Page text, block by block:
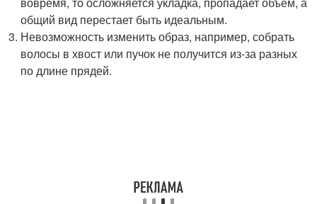
общий вид перестает быть идеальным.
Невозможность изменить образ, например, собрать
волосы в хвост или пучок не получится из-за разных
по длине прядей.